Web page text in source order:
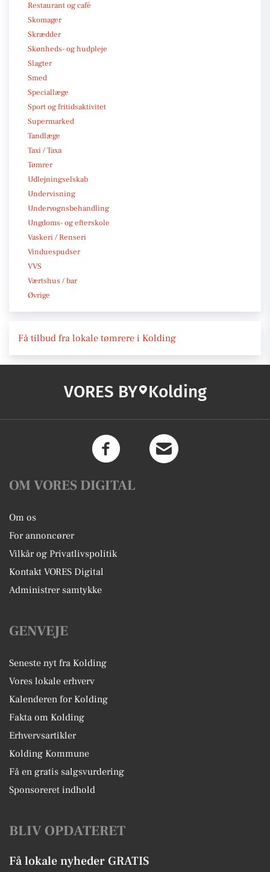
Restaurant og café
Skomager
Skrædder
Skønheds- og hudpleje
Slagter
Smed
Speciallæge
Sport og fritidsaktivitet
Supermarked
Tandlæge
Taxi / Taxa
Tømrer
Udlejningselskab
Undervisning
Undervognsbehandling
Ungdoms- og efterskole
Vaskeri / Renseri
Vinduespudser
VVS
Værtshus / bar
Øvrige
Få tilbud fra lokale tømrere i Kolding
VORES BY Kolding
OM VORES DIGITAL
Om os
For annoncører
Vilkår og Privatlivspolitik
Kontakt VORES Digital
Administrer samtykke
GENVEJE
Seneste nyt fra Kolding
Vores lokale erhverv
Kalenderen for Kolding
Fakta om Kolding
Erhvervsartikler
Kolding Kommune
Få en gratis salgsvurdering
Sponsoreret indhold
BLIV OPDATERET
Få lokale nyheder GRATIS